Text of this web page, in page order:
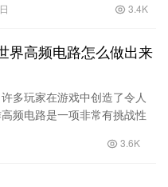
3.4K
界高频电路怎么做出来
多玩家在游戏中创造了令人
频电路是一项非常有挑战性
以及
3.6K